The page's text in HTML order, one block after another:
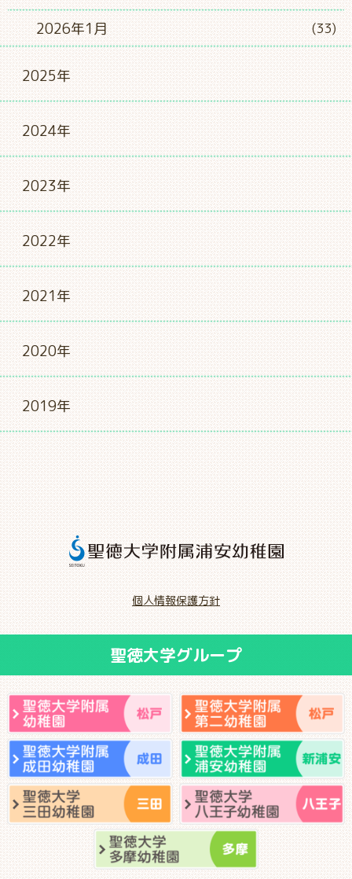
2026年1月 (33)
2025年
2024年
2023年
2022年
2021年
2020年
2019年
聖徳大学グループ
個人情報保護方針